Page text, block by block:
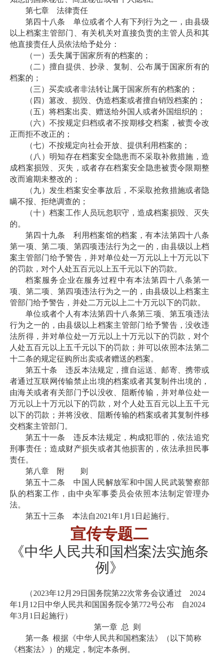
第七章 法律责任
第四十八条 单位或者个人有下列行为之一，由县级
以上档案主管部门、有关机关对直接负责的主管人员和其
他直接责任人员依法给予处分：
（一）丢失属于国家所有的档案的；
（二）擅自提供、抄录、复制、公布属于国家所有的
档案的；
（三）买卖或者非法转让属于国家所有的档案的；
（四）篡改、损毁、伪造档案或者擅自销毁档案的；
（五）将档案出卖、赠送给外国人或者外国组织的；
（六）不按规定归档或者不按期移交档案，被责令改
正而拒不改正的；
（七）不按规定向社会开放、提供利用档案的；
（八）明知存在档案安全隐患而不采取补救措施，造
成档案损毁、灭失，或者存在档案安全隐患被责令限期整
改而逾期未整改的；
（九）发生档案安全事故后，不采取抢救措施或者隐
瞒不报、拒绝调查的；
（十）档案工作人员玩忽职守，造成档案损毁、灭失
的。
第四十九条 利用档案馆的档案，有本法第四十八条
第一项、第二项、第四项违法行为之一的，由县级以上档
案主管部门给予警告，并对单位处一万元以上十万元以下
的罚款，对个人处五百元以上五千元以下的罚款。
档案服务企业在服务过程中有本法第四十八条第一
项、第二项、第四项违法行为之一的，由县级以上档案主
管部门给予警告，并处二万元以上二十万元以下的罚款。
单位或者个人有本法第四十八条第三项、第五项违法
行为之一的，由县级以上档案主管部门给予警告，没收违
法所得，并对单位处一万元以上十万元以下的罚款，对个
人处五百元以上五千元以下的罚款；并可以依照本法第二
十二条的规定征购所出卖或者赠送的档案。
第五十条 违反本法规定，擅自运送、邮寄、携带或
者通过互联网传输禁止出境的档案或者其复制件出境的，
由海关或者有关部门予以没收、阻断传输，并对单位处一
万元以上十万元以下的罚款，对个人处五百元以上五千元
以下的罚款；并将没收、阻断传输的档案或者其复制件移
交档案主管部门。
第五十一条 违反本法规定，构成犯罪的，依法追究
刑事责任；造成财产损失或者其他损害的，依法承担民事
责任。
第八章 附 则
第五十二条 中国人民解放军和中国人民武装警察部
队的档案工作，由中央军事委员会依照本法制定管理办
法。
第五十三条 本法自2021年1月1日起施行。
宣传专题二
《中华人民共和国档案法实施条
例 》
（2023年12月29日国务院第22次常务会议通过 2024
年1月12日中华人民共和国国务院令第772号公布 自2024
年3月1日起施行）
第一章 总
则
第一条 根据《中华人民共和国档案法》（以下简称
《档案法》）的规定，制定本条例。